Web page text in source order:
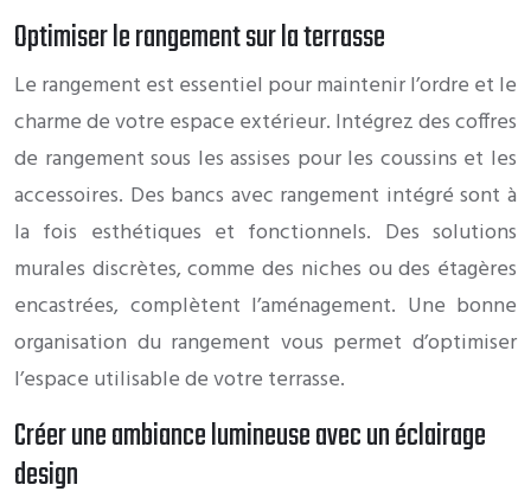
Optimiser le rangement sur la terrasse
Le rangement est essentiel pour maintenir l’ordre et le
charme de votre espace extérieur. Intégrez des coffres
de rangement sous les assises pour les coussins et les
accessoires. Des bancs avec rangement intégré sont à
la fois esthétiques et fonctionnels. Des solutions
murales discrètes, comme des niches ou des étagères
encastrées, complètent l’aménagement. Une bonne
organisation du rangement vous permet d’optimiser
l’espace utilisable de votre terrasse.
Créer une ambiance lumineuse avec un éclairage
design